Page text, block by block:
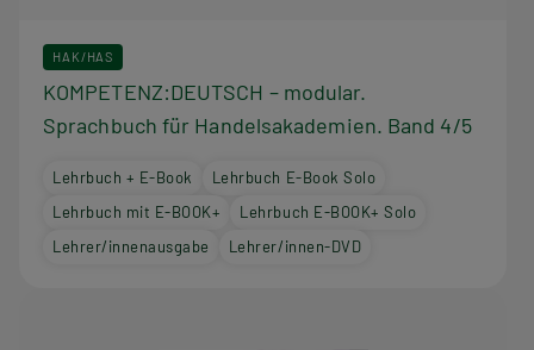
HAK/HAS
KOMPETENZ:DEUTSCH – modular.
Sprachbuch für Handelsakademien. Band 4/5
Lehrbuch + E-Book
Lehrbuch E-Book Solo
Lehrbuch mit E-BOOK+
Lehrbuch E-BOOK+ Solo
Lehrer/innenausgabe
Lehrer/innen-DVD